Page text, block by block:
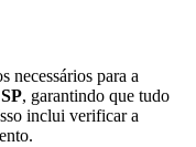
necessários para a
, garantindo que tudo
inclui verificar a